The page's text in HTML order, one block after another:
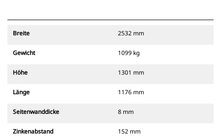
Breite 2532 mm
Gewicht 1099 kg
Höhe 1301 mm
Länge 1176 mm
Seitenwanddicke 8 mm
Zinkenabstand 152 mm